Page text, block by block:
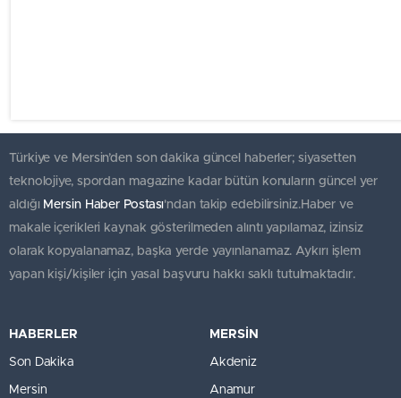
Türkiye ve Mersin’den son dakika güncel haberler; siyasetten
teknolojiye, spordan magazine kadar bütün konuların güncel yer
aldığı Mersin Haber Postası'ndan takip edebilirsiniz.Haber ve
makale içerikleri kaynak gösterilmeden alıntı yapılamaz, izinsiz
olarak kopyalanamaz, başka yerde yayınlanamaz. Aykırı işlem
yapan kişi/kişiler için yasal başvuru hakkı saklı tutulmaktadır.
HABERLER
Son Dakika
Mersin
MERSİN
Akdeniz
Anamur